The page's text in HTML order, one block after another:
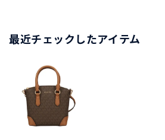
最近チェックしたアイテム